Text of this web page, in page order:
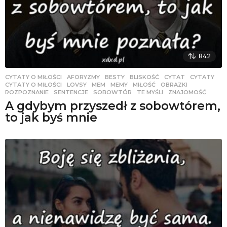
842
CYTATY O MIŁOŚCI AFORYZMY ,BESTY ,BLISKOŚĆ ,CYTAT ,CYTATY
CYTATY O MIŁOŚCI
,LOVSY ,MEM ,MEMY ,MIŁOŚĆ ,OBRAZKI
ROZPOZNANIE
,SENTENCJE ,SOBOWTÓR ,TE MYŚLI ,ZNAJOMOŚĆ
A gdybym przyszedł z sobowtórem,
to jak byś mnie